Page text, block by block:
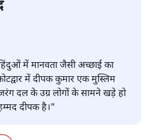
में मानवता जैसी अच्छाई का
में दीपक कुमार एक मुस्लिम
दल के उग्र लोगों के सामने खड़े हो
दीपक है।"